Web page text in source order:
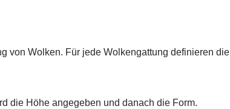
von Wolken. Für jede Wolkengattung definieren die
die Höhe angegeben und danach die Form.